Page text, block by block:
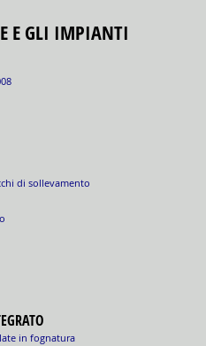
E GLI IMPIANTI
di sollevamento
in fognatura